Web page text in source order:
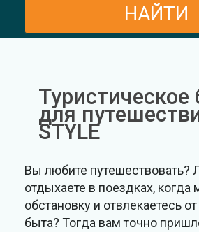
для
STYLE
Вы любите путешествовать?
отдыхаете в поездках, когда
обстановку и отвлекаетесь
быта? Тогда вам точно